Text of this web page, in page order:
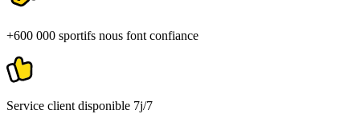
+600 000 sportifs nous font confiance
Service client disponible 7j/7